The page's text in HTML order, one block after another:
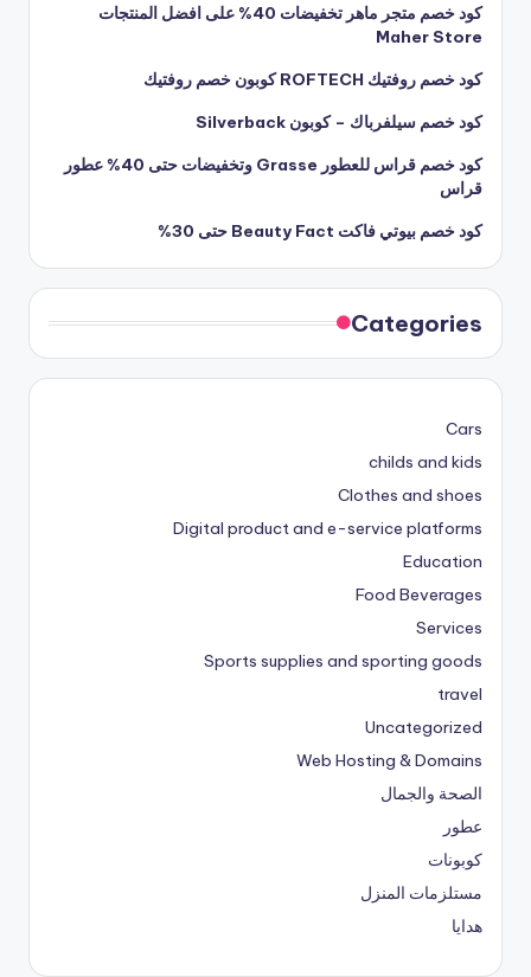
كود خصم متجر ماهر تخفيضات 40% على افضل المنتجات
Maher Store
كود خصم روفتيك ROFTECH كوبون خصم روفتيك
كود خصم سيلفرباك – كوبون Silverback
كود خصم قراس للعطور Grasse وتخفيضات حتى 40% عطور
قراس
كود خصم بيوتي فاكت Beauty Fact حتى 30%
Categories
Cars
childs and kids
Clothes and shoes
Digital product and e-service platforms
Education
Food Beverages
Services
Sports supplies and sporting goods
travel
Uncategorized
Web Hosting & Domains
الصحة والجمال
عطور
كوبونات
مستلزمات المنزل
هدايا